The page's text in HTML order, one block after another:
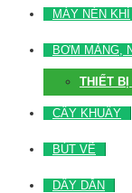
MÁY NÉN KHÍ
BƠM MÀNG,
THIẾT
CÂY KHUẤY
BÚT VẼ
DÂY DẪN